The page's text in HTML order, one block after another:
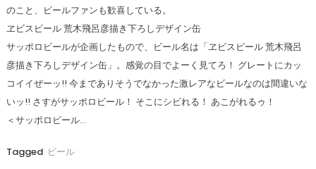
のこと、ビールファンも歓喜している。
ヱビスビール 荒木飛呂彦描き下ろしデザイン缶
サッポロビールが企画したもので、ビール名は「ヱビスビール 荒木飛呂
彦描き下ろしデザイン缶」。感覚の目でよーく見てろ！ グレートにカッ
コイイぜーッ!! 今までありそうでなかった激レアなビールなのは間違いな
いッ!! さすがサッポロビール！ そこにシビれる！ あこがれるゥ！
＜サッポロビール…
Tagged ビール